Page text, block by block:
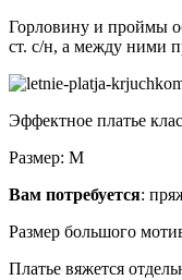
Горловину и проймы
ст. с/н, а между ними
Эффектное платье
Размер: М
Вам потребуется:
Размер большого
Платье вяжется